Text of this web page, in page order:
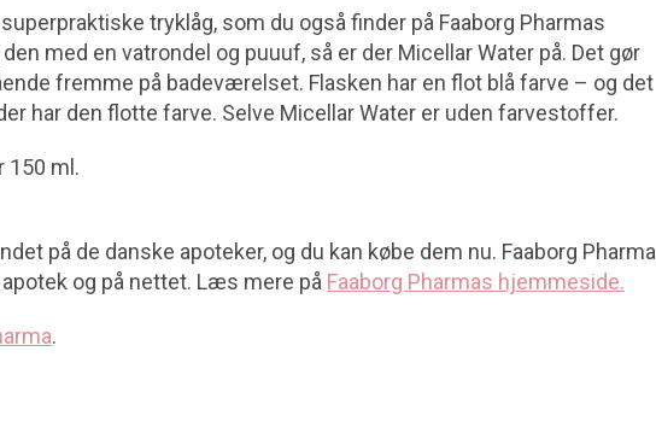
tryklåg, som du også finder på Faaborg Pharmas
med en vatrondel og puuuf, så er der Micellar Water på. Det gør
fremme på badeværelset. Flasken har en flot blå farve – og det
har den flotte farve. Selve Micellar Water er uden farvestoffer.
150 ml.
på de danske apoteker, og du kan købe dem nu. Faaborg Pharma
og på nettet. Læs mere på Faaborg Pharmas hjemmeside.
.